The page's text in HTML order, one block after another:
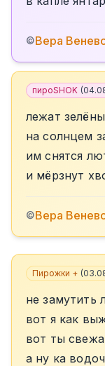
©Вера
пироSHOK (
лежат
на солнцем
им снятся
и мёрзнут
©Вера
Пирожки + (
не замутить
вот я как
вот ты
а ну ка